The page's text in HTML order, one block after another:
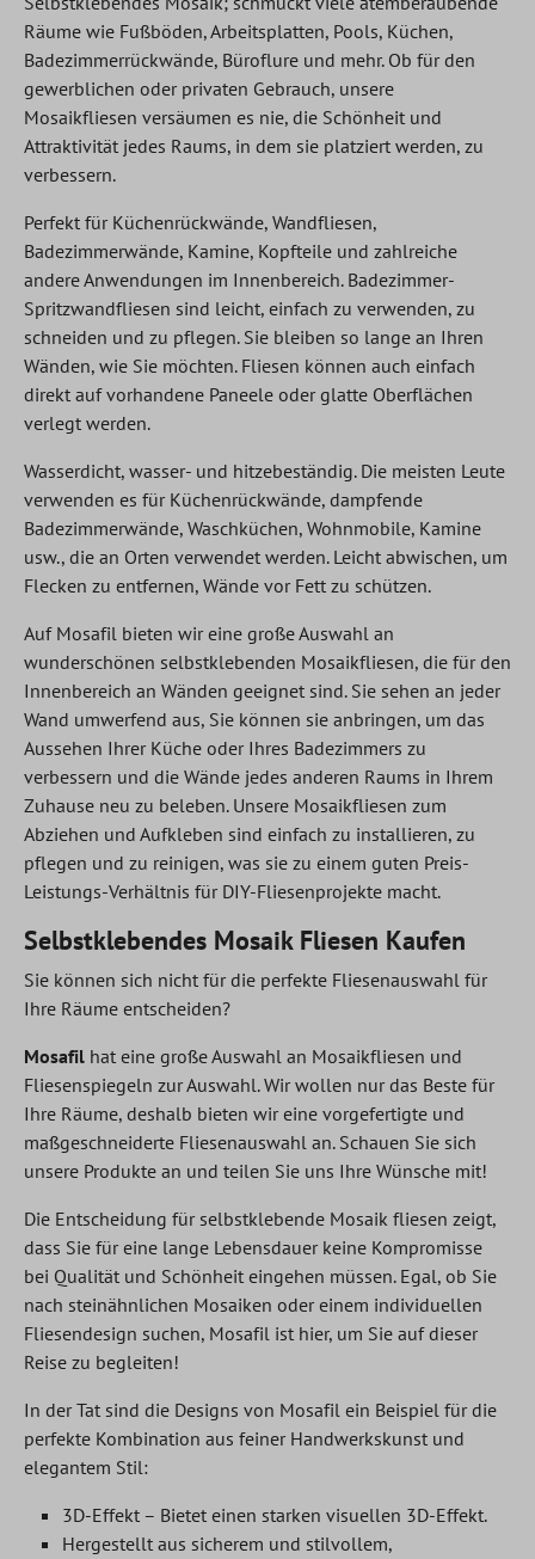
Räume wie Fußböden, Arbeitsplatten, Pools, Küchen,
Badezimmerrückwände, Büroflure und mehr. Ob für den
gewerblichen oder privaten Gebrauch, unsere
Mosaikfliesen versäumen es nie, die Schönheit und
Attraktivität jedes Raums, in dem sie platziert werden, zu
verbessern.
Perfekt für Küchenrückwände, Wandfliesen,
Badezimmerwände, Kamine, Kopfteile und zahlreiche
andere Anwendungen im Innenbereich. Badezimmer-
Spritzwandfliesen sind leicht, einfach zu verwenden, zu
schneiden und zu pflegen. Sie bleiben so lange an Ihren
Wänden, wie Sie möchten. Fliesen können auch einfach
direkt auf vorhandene Paneele oder glatte Oberflächen
verlegt werden.
Wasserdicht, wasser- und hitzebeständig. Die meisten Leute
verwenden es für Küchenrückwände, dampfende
Badezimmerwände, Waschküchen, Wohnmobile, Kamine
usw., die an Orten verwendet werden. Leicht abwischen, um
Flecken zu entfernen, Wände vor Fett zu schützen.
Auf Mosafil bieten wir eine große Auswahl an
wunderschönen selbstklebenden Mosaikfliesen, die für den
Innenbereich an Wänden geeignet sind. Sie sehen an jeder
Wand umwerfend aus, Sie können sie anbringen, um das
Aussehen Ihrer Küche oder Ihres Badezimmers zu
verbessern und die Wände jedes anderen Raums in Ihrem
Zuhause neu zu beleben. Unsere Mosaikfliesen zum
Abziehen und Aufkleben sind einfach zu installieren, zu
pflegen und zu reinigen, was sie zu einem guten Preis-
Leistungs-Verhältnis für DIY-Fliesenprojekte macht.
Selbstklebendes Mosaik Fliesen Kaufen
Sie können sich nicht für die perfekte Fliesenauswahl für
Ihre Räume entscheiden?
Mosafil hat eine große Auswahl an Mosaikfliesen und
Fliesenspiegeln zur Auswahl. Wir wollen nur das Beste für
Ihre Räume, deshalb bieten wir eine vorgefertigte und
maßgeschneiderte Fliesenauswahl an. Schauen Sie sich
unsere Produkte an und teilen Sie uns Ihre Wünsche mit!
Die Entscheidung für selbstklebende Mosaik fliesen zeigt,
dass Sie für eine lange Lebensdauer keine Kompromisse
bei Qualität und Schönheit eingehen müssen. Egal, ob Sie
nach steinähnlichen Mosaiken oder einem individuellen
Fliesendesign suchen, Mosafil ist hier, um Sie auf dieser
Reise zu begleiten!
In der Tat sind die Designs von Mosafil ein Beispiel für die
perfekte Kombination aus feiner Handwerkskunst und
elegantem Stil:
3D-Effekt – Bietet einen starken visuellen 3D-Effekt.
Hergestellt aus sicherem und stilvollem,